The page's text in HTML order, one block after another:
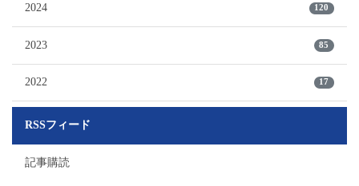
2024 120
2023 85
2022 17
RSSフィード
記事購読